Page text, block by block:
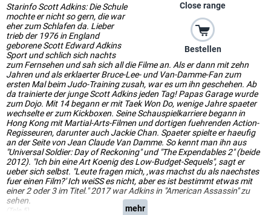
Close range
Bestellen
Starinfo Scott Adkins: Die Schule
mochte er nicht so gern, die war
eher zum Schlafen da. Lieber
trieb der 1976 in England
geborene Scott Edward Adkins
Sport und schlich sich nachts
zum Fernsehen und sah sich all die Filme an. Als er dann mit zehn
Jahren und als erklaerter Bruce-Lee- und Van-Damme-Fan zum
ersten Mal beim Judo-Training zusah, war es um ihn geschehen. Ab
da trainierte der junge Scott Adkins jeden Tag! Papas Garage wurde
zum Dojo. Mit 14 begann er mit Taek Won Do, wenige Jahre spaeter
wechselte er zum Kickboxen. Seine Schauspielkarriere begann in
Hong Kong mit Martial-Arts-Filmen und dortigen fuehrenden Action-
Regisseuren, darunter auch Jackie Chan. Spaeter spielte er haeufig
an der Seite von Jean Claude Van Damme. So kennt man ihn aus
"Universal Soldier: Day of Reckoning" und "The Expendables 2" (beide
2012). "Ich bin eine Art Koenig des Low-Budget-Sequels", sagt er
ueber sich selbst. "Leute fragen mich, ‚was machst du als naechstes
fuer einen Film?' Ich weiSS es nicht, aber es ist bestimmt etwas mit
einer 2 oder 3 im Titel." 2017 war Adkins in "American Assassin" zu
sehen.
(Tele 5) mehr